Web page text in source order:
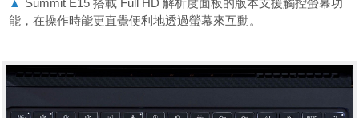
▲ Summit E15 搭載 Full HD 解析度面板的版本支援觸控螢幕功
能，在操作時能更直覺便利地透過螢幕來互動。